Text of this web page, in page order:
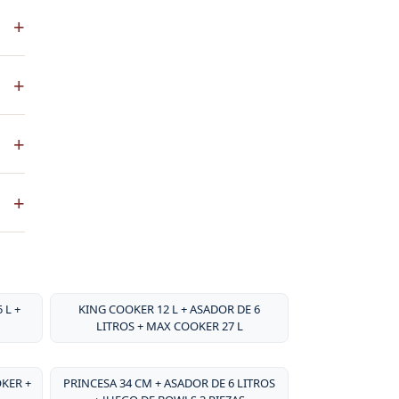
+
+
+
+
L +
KING COOKER 12 L + ASADOR DE 6
LITROS + MAX COOKER 27 L
+
PRINCESA 34 CM + ASADOR DE 6 LITROS